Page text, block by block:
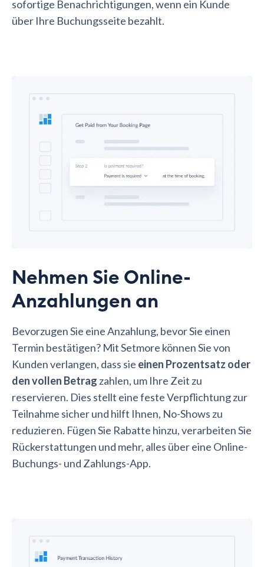
sofortige Benachrichtigungen, wenn ein Kunde
über Ihre Buchungsseite bezahlt.
Nehmen Sie Online-
Anzahlungen an
Bevorzugen Sie eine Anzahlung, bevor Sie einen
Termin bestätigen? Mit Setmore können Sie von
Kunden verlangen, dass sie einen Prozentsatz oder
den vollen Betrag zahlen, um Ihre Zeit zu
reservieren. Dies stellt eine feste Verpflichtung zur
Teilnahme sicher und hilft Ihnen, No-Shows zu
reduzieren. Fügen Sie Rabatte hinzu, verarbeiten Sie
Rückerstattungen und mehr, alles über eine Online-
Buchungs- und Zahlungs-App.